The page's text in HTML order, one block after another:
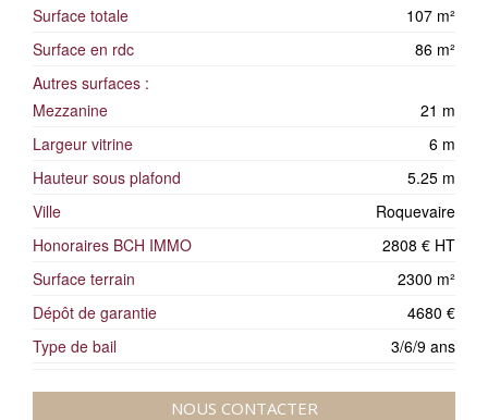
Surface totale
107 m²
Surface en rdc
86 m²
Autres surfaces :
Mezzanine
21 m
Largeur vitrine
6 m
Hauteur sous plafond
5.25 m
Ville
Roquevaire
Honoraires BCH IMMO
2808 € HT
Surface terrain
2300 m²
Dépôt de garantie
4680 €
Type de bail
3/6/9 ans
NOUS CONTACTER